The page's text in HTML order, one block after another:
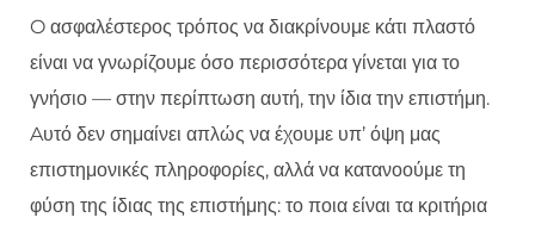
O ασφαλέστερος τρόπος να διακρίνουμε κάτι πλαστό
είναι να γνωρίζουμε όσο περισσότερα γίνεται για το
γνήσιο — στην περίπτωση αυτή, την ίδια την επιστήμη.
Aυτό δεν σημαίνει απλώς να έχουμε υπ’ όψη μας
επιστημονικές πληροφορίες, αλλά να κατανοούμε τη
φύση της ίδιας της επιστήμης: το ποια είναι τα κριτήρια